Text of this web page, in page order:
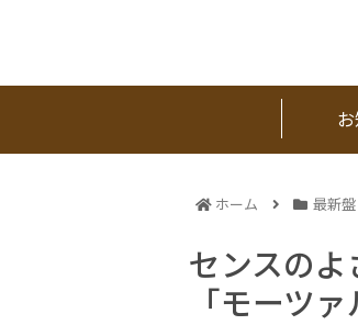
ホーム 最新
センスの
「モーツ